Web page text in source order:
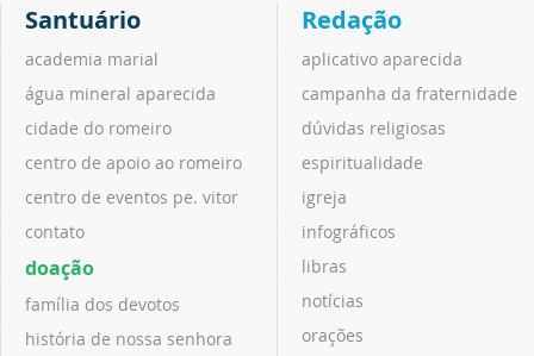
Santuário
academia marial
água mineral aparecida
cidade do romeiro
centro de apoio ao romeiro
centro de eventos pe. vitor
contato
doação
família dos devotos
história de nossa senhora
Redação
aplicativo aparecida
campanha da fraternidade
dúvidas religiosas
espiritualidade
igreja
infográficos
libras
notícias
orações